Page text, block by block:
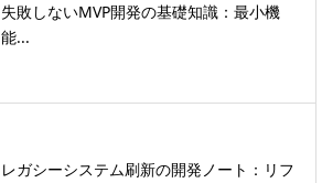
失敗しないMVP開発の基礎知識：最小機
能...
レガシーシステム刷新の開発ノート：リフ